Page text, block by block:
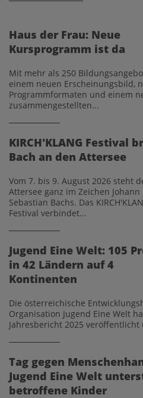
Haus der Frau: Neue
Kursprogramm ist da
Mit mehr als 250
einem neuen Erscheinungsbild,
Programmformaten und einem
zusammengestellten...
KIRCH'KLANG Festival
Bach an den Attersee
Vom 7. bis 9. August 2026 steht
Attersee ganz im Zeichen Johann
Sebastian Bachs. Das
Festival verbindet...
Jugend Eine Welt: 105
in 42 Ländern auf 4
Kontinenten
Die österreichische
Organisation Jugend Eine Welt
Jahresbericht 2025 veröffentlicht
Tag gegen
Jugend Eine Welt
betroffene Kinder